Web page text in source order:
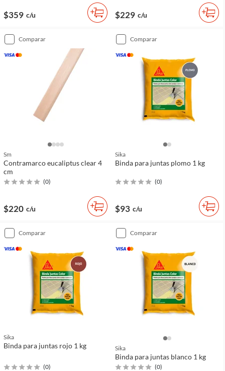
$359 c/u $229 c/u
comparar
Sm
Contramarco eucaliptus clear 4
cm
(0)
$220 c/u
comparar
Sika
Binda para juntas plomo 1 kg
(0)
$93 c/u
comparar
Sika
Binda para juntas rojo 1 kg
(0)
comparar
Sika
Binda para juntas blanco 1 kg
(0)